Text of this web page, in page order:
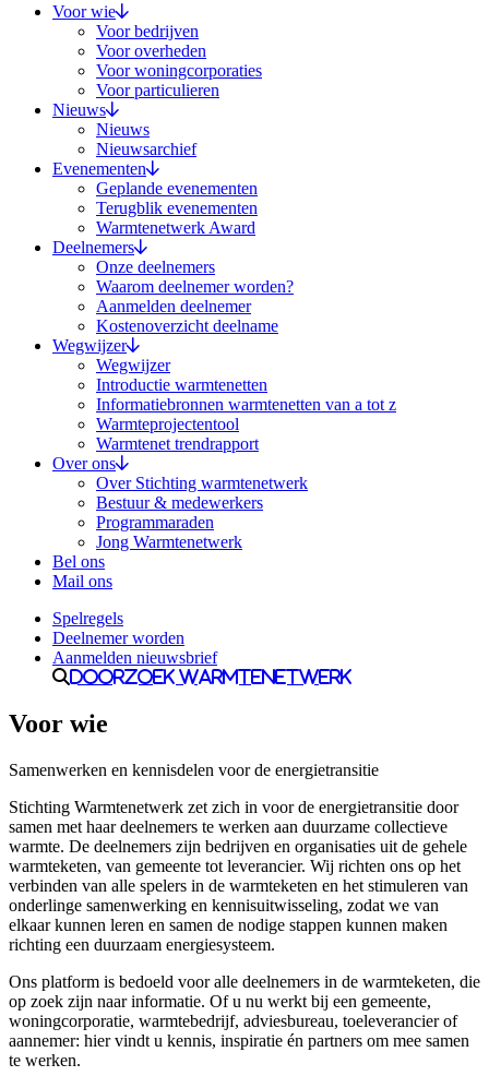
Voor wie
Voor bedrijven
Voor overheden
Voor woningcorporaties
Voor particulieren
Nieuws
Nieuws
Nieuwsarchief
Evenementen
Geplande evenementen
Terugblik evenementen
Warmtenetwerk Award
Deelnemers
Onze deelnemers
Waarom deelnemer worden?
Aanmelden deelnemer
Kostenoverzicht deelname
Wegwijzer
Wegwijzer
Introductie warmtenetten
Informatiebronnen warmtenetten van a tot z
Warmteprojectentool
Warmtenet trendrapport
Over ons
Over Stichting warmtenetwerk
Bestuur & medewerkers
Programmaraden
Jong Warmtenetwerk
Bel ons
Mail ons
Spelregels
Deelnemer worden
Aanmelden nieuwsbrief
Doorzoek Warmtenetwerk
Voor wie
Samenwerken en kennisdelen voor de energietransitie
Stichting Warmtenetwerk zet zich in voor de energietransitie door
samen met haar deelnemers te werken aan duurzame collectieve
warmte. De deelnemers zijn bedrijven en organisaties uit de gehele
warmteketen, van gemeente tot leverancier. Wij richten ons op het
verbinden van alle spelers in de warmteketen en het stimuleren van
onderlinge samenwerking en kennisuitwisseling, zodat we van
elkaar kunnen leren en samen de nodige stappen kunnen maken
richting een duurzaam energiesysteem.
Ons platform is bedoeld voor alle deelnemers in de warmteketen, die
op zoek zijn naar informatie. Of u nu werkt bij een gemeente,
woningcorporatie, warmtebedrijf, adviesbureau, toeleverancier of
aannemer: hier vindt u kennis, inspiratie én partners om mee samen
te werken.